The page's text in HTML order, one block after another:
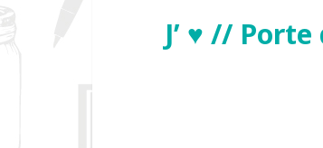
J’ ♥ //